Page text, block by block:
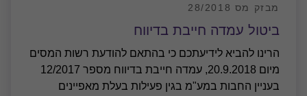
ביטול עמדה חייבת בדיווח
מבזק מס 28/2018
הרינו להביא לידיעתכם כי בהתאם להודעת רשות המסים
מיום 20.9.2018, עמדה חייבת בדיווח מספר 12/2017
בעניין החבות במע"מ בגין פעילות בעלת מאפיינים